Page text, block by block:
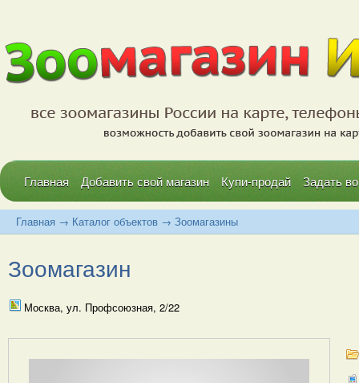
Главная Добавить свой магазин Купи-продай Задать
Главная → Каталог объектов → Зоомагазины
Зоомагазин
Москва, ул. Профсоюзная, 2/22